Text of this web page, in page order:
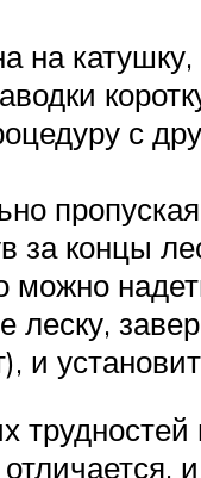
на
с
за концы
можно
леску,
и